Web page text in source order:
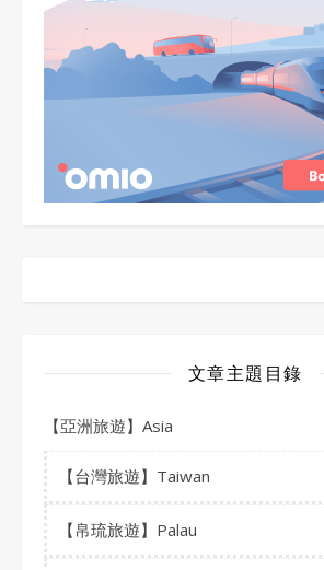
文章主題目錄
【亞洲旅遊】Asia
【台灣旅遊】Taiwan
【帛琉旅遊】Palau